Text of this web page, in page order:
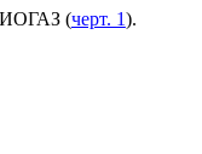
(черт. 1).